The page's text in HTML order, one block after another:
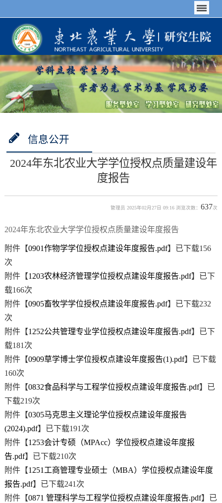
信息公开
2024年东北农业大学学位授权点质量建设年
度报告
管理员 2025年02月27日 09:16 浏览次数：637次
2024年东北农业大学学位授权点质量建设年度报告
附件【0901作物学学位授权点建设年度报告.pdf】已下载156
次
附件【1203农林经济管理学位授权点建设年度报告.pdf】已下
载166次
附件【0905畜牧学学位授权点建设年度报告.pdf】已下载232
次
附件【1252公共管理专业学位授权点建设年度报告.pdf】已下
载181 次
附件【0909草学博士学位授权点建设年度报告(1).pdf】已下载
160次
附件【0832食品科学与工程学位授权点建设年度报告.pdf】已
下载219次
附件【0305马克思主义理论学位授权点建设年度报告
(2024).pdf】已下载191 次
附件【1253会计专硕（MPAcc）学位授权点建设年度报
告.pdf】已下载210次
附件【1251工商管理专业硕士（MBA）学位授权点建设年度
报告.pdf】已下载241 次
附件【0871 管理科学与工程学位授权点建设年度报告.pdf】已